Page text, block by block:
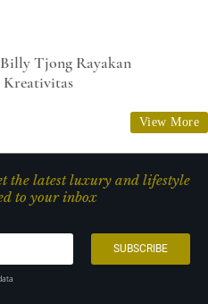
Tjong Rayakan
Kreativitas
View More
the latest luxury and lifestyle
to your inbox